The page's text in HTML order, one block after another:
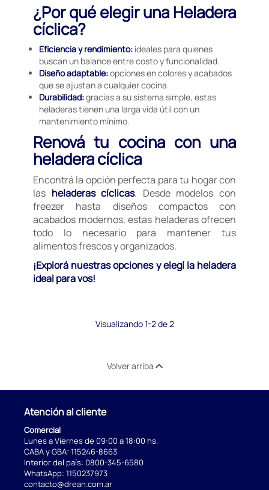
¿Por qué elegir una Heladera
cíclica?
Eficiencia y rendimiento: ideales para quienes
buscan un balance entre costo y funcionalidad.
Diseño adaptable:opciones en colores y acabados
que se ajustan a cualquier cocina.
Durabilidad:gracias a su sistema simple, estas
heladeras tienen una larga vida útil con un
mantenimiento mínimo.
Renová tu cocina con una
heladera cíclica
Encontrá la opción perfecta para tu hogar con
las heladeras cíclicas. Desde modelos con
freezer hasta diseños compactos con
acabados modernos, estas heladeras ofrecen
todo lo necesario para mantener tus
alimentos frescos y organizados.
¡Explorá nuestras opciones y elegí la heladera
ideal para vos!
Visualizando 1-2 de 2
Volver arriba
Atención al cliente
Comercial
Lunes a Viernes de 09:00 a 18:00 hs.
CABA y GBA: 115246-8663
Interior del país: 0800-345-6580
WhatsApp: 1150237973
contacto@drean.com.ar